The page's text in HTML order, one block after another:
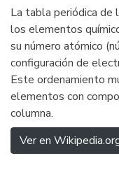
La tabla periódica de
los elementos
su número atómico
configuración de
Este ordenamiento
elementos con
columna.
Ver en